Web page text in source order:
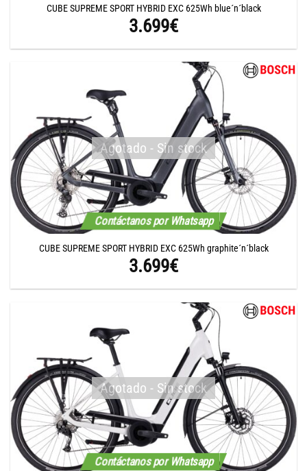
CUBE SUPREME SPORT HYBRID EXC 625Wh blue´n´black
3.699€
Contáctanos por Whatsapp
Agotado - Sin stock
CUBE SUPREME SPORT HYBRID EXC 625Wh graphite´n´black
3.699€
Contáctanos por Whatsapp
Agotado - Sin stock